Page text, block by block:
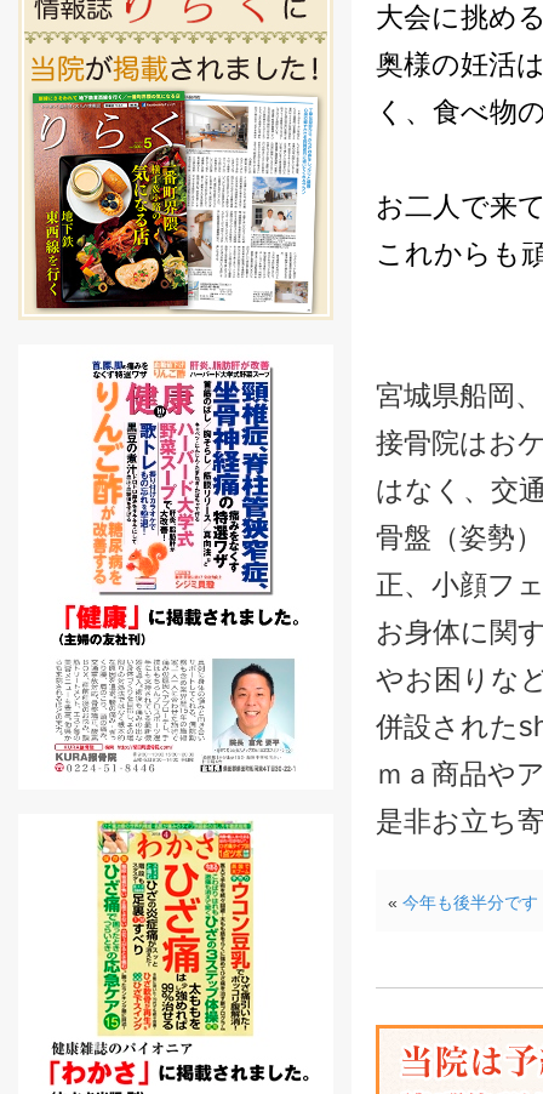
大会に挑め
奥様の妊活
く、食べ物
お二人で来
これからも
宮城県船岡
接骨院はお
はなく、交
骨盤（姿勢
正、小顔フ
お身体に関
やお困りな
併設された
ｍａ商品や
是非お立ち
« 今年も後半分です